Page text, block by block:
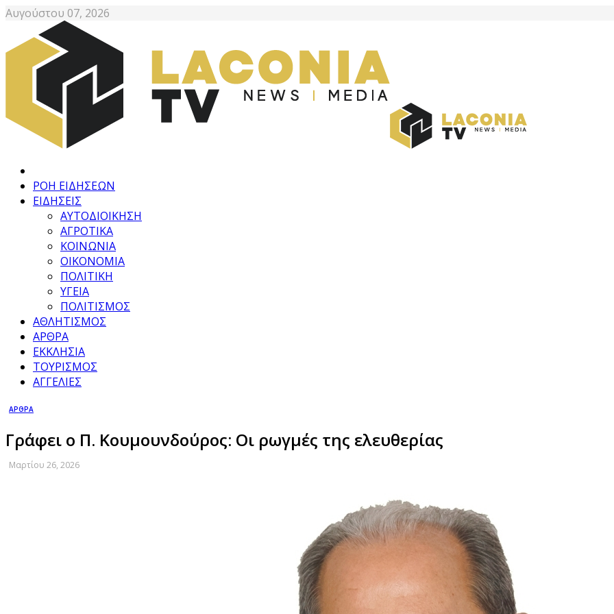
Αυγούστου 07, 2026
ΡΟΗ ΕΙΔΗΣΕΩΝ
ΕΙΔΗΣΕΙΣ
ΑΥΤΟΔΙΟΙΚΗΣΗ
ΑΓΡΟΤΙΚΑ
ΚΟΙΝΩΝΙΑ
ΟΙΚΟΝΟΜΙΑ
ΠΟΛΙΤΙΚΗ
ΥΓΕΙΑ
ΠΟΛΙΤΙΣΜΟΣ
ΑΘΛΗΤΙΣΜΟΣ
ΑΡΘΡΑ
ΕΚΚΛΗΣΙΑ
ΤΟΥΡΙΣΜΟΣ
ΑΓΓΕΛΙΕΣ
ΑΡΘΡΑ
Γράφει ο Π. Κουμουνδούρος: Οι ρωγμές της ελευθερίας
Μαρτίου 26, 2026